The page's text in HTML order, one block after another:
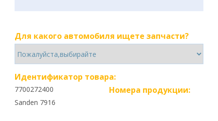
Для какого автомобиля ищете запчасти?
Идентификатор товара:
7700272400 Номера продукции:
Sanden 7916